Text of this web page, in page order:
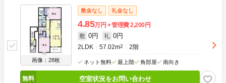
画像：28枚
敷金なし 礼金なし
4.85万円 管理費2,200円
敷 0円 礼 0円
2LDK 57.02m2 2階
ネット無料 最上階 角部屋 南向き
空室状況をお問い合わせ